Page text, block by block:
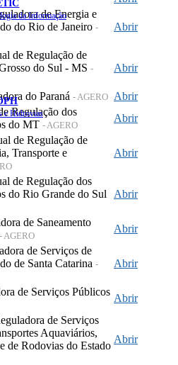
da Informação
e Hidrovias
de Energia e
do Rio de Janeiro -
Abrir
de Regulação de
do Sul - MS -
Abrir
do Paraná - AGERO Abrir
Regulação dos
do MT - AGERO
Abrir
de Regulação de
Transporte e
Abrir
de Regulação dos
do Rio Grande do Sul
Abrir
de Saneamento
- AGERO
Abrir
de Serviços de
de Santa Catarina -
Abrir
de Serviços Públicos
Abrir
de Serviços
Aquaviários,
de Rodovias do Estado
Abrir